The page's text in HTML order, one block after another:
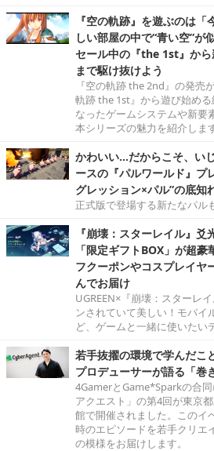
『空の軌跡』を遊ぶのは
しい部屋の中で“青い空”
セール中の『the 1st』か
まで駆け抜けよう
『空の軌跡 the 2nd』の発売
軌跡 the 1st』から遊び始め
なったゲームシステムや新要
本シリーズの魅力を紹介します
かわいい…だからこそ、い
ースの『パルワールド』プ
グレッション×パル”の底知
正式版で登場する新たなパル
『崩壊：スターレイル』
「限定ギフトBOX」が超
フクーポンやコスプレイヤ
んでお届け
UGREEN×『崩壊：スターレ
ンされていて美しい！モバイ
ど、ゲームと一緒に使いたい
若手抜擢の環境で学んだ
プロデューサーが語る「巻
4GamerとGame*Sparkの合
アクエスト」の第4回が東京
館で開催されました。このイ
時のエピソードを若手クリエ
の模様をお届けします。